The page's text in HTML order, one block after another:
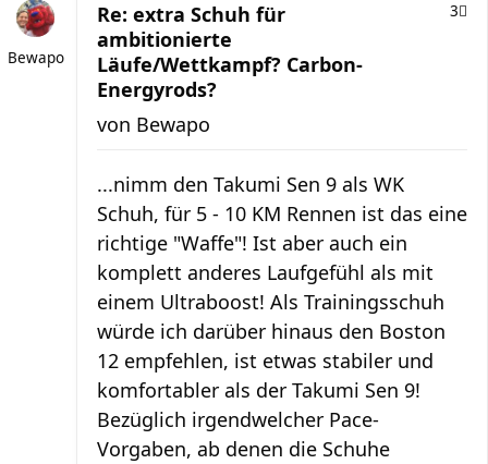
Bewapo
Re: extra Schuh für
ambitionierte
Läufe/Wettkampf? Carbon-
Energyrods?
3
von Bewapo
...nimm den Takumi Sen 9 als WK
Schuh, für 5 - 10 KM Rennen ist das eine
richtige "Waffe"! Ist aber auch ein
komplett anderes Laufgefühl als mit
einem Ultraboost! Als Trainingsschuh
würde ich darüber hinaus den Boston
12 empfehlen, ist etwas stabiler und
komfortabler als der Takumi Sen 9!
Bezüglich irgendwelcher Pace-
Vorgaben, ab denen die Schuhe